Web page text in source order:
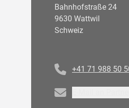
Bahnhofstraße 24
9630 Wattwil
Schweiz
+41 71 988 50
Email